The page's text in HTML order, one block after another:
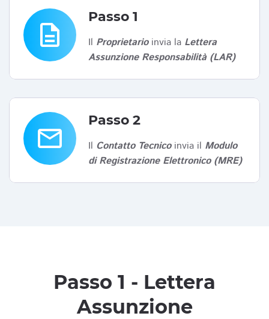
description
Passo 1
Il Proprietarioinvia la Lettera
Assunzione Responsabilità (LAR)
email
Passo 2
Il Contatto Tecnicoinvia il Modulo
di Registrazione Elettronico (MRE)
Passo 1 - Lettera
Assunzione